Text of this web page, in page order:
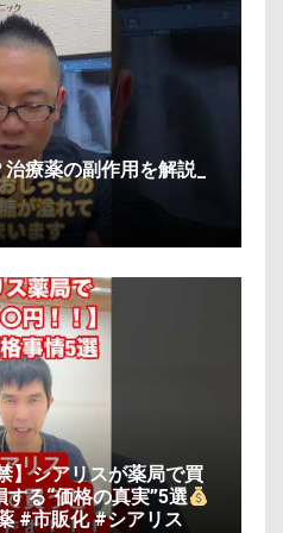
療薬の副作用を解説_
】シアリスが薬局で買
する“価格の真実”5選
#市販化 #シアリス